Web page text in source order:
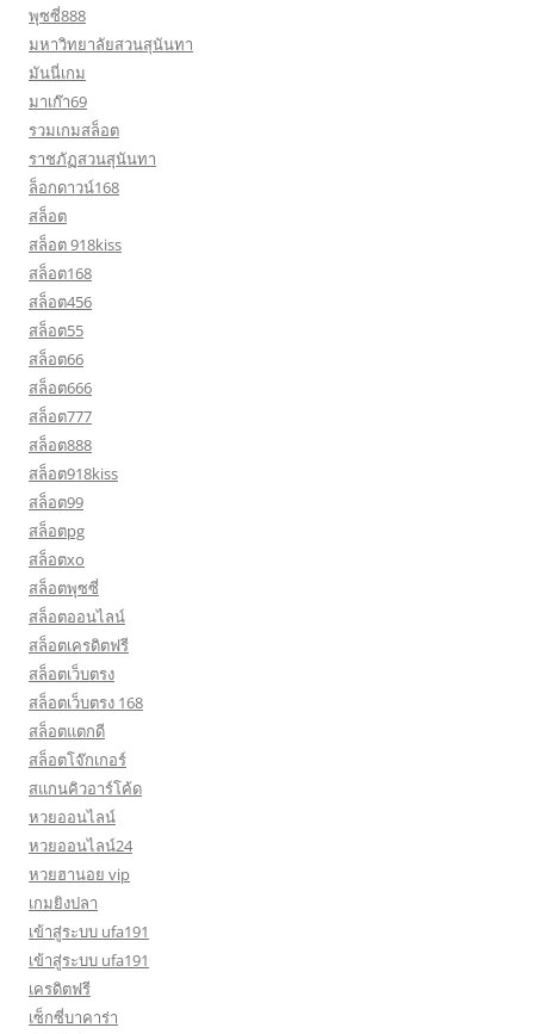
พุซซี่888
มหาวิทยาลัยสวนสุนันทา
มันนี่เกม
มาเก๊า69
รวมเกมสล็อต
ราชภัฏสวนสุนันทา
ล็อกดาวน์168
สล็อต
สล็อต 918kiss
สล็อต168
สล็อต456
สล็อต55
สล็อต66
สล็อต666
สล็อต777
สล็อต888
สล็อต918kiss
สล็อต99
สล็อตpg
สล็อตxo
สล็อตพุซซี่
สล็อตออนไลน์
สล็อตเครดิตฟรี
สล็อตเว็บตรง
สล็อตเว็บตรง 168
สล็อตแตกดี
สล็อตโจ๊กเกอร์
สแกนคิวอาร์โค้ด
หวยออนไลน์
หวยออนไลน์24
หวยฮานอย vip
เกมยิงปลา
เข้าสู่ระบบ ufa191
เข้าสู่ระบบ ufa191
เครดิตฟรี
เซ็กซี่บาคาร่า